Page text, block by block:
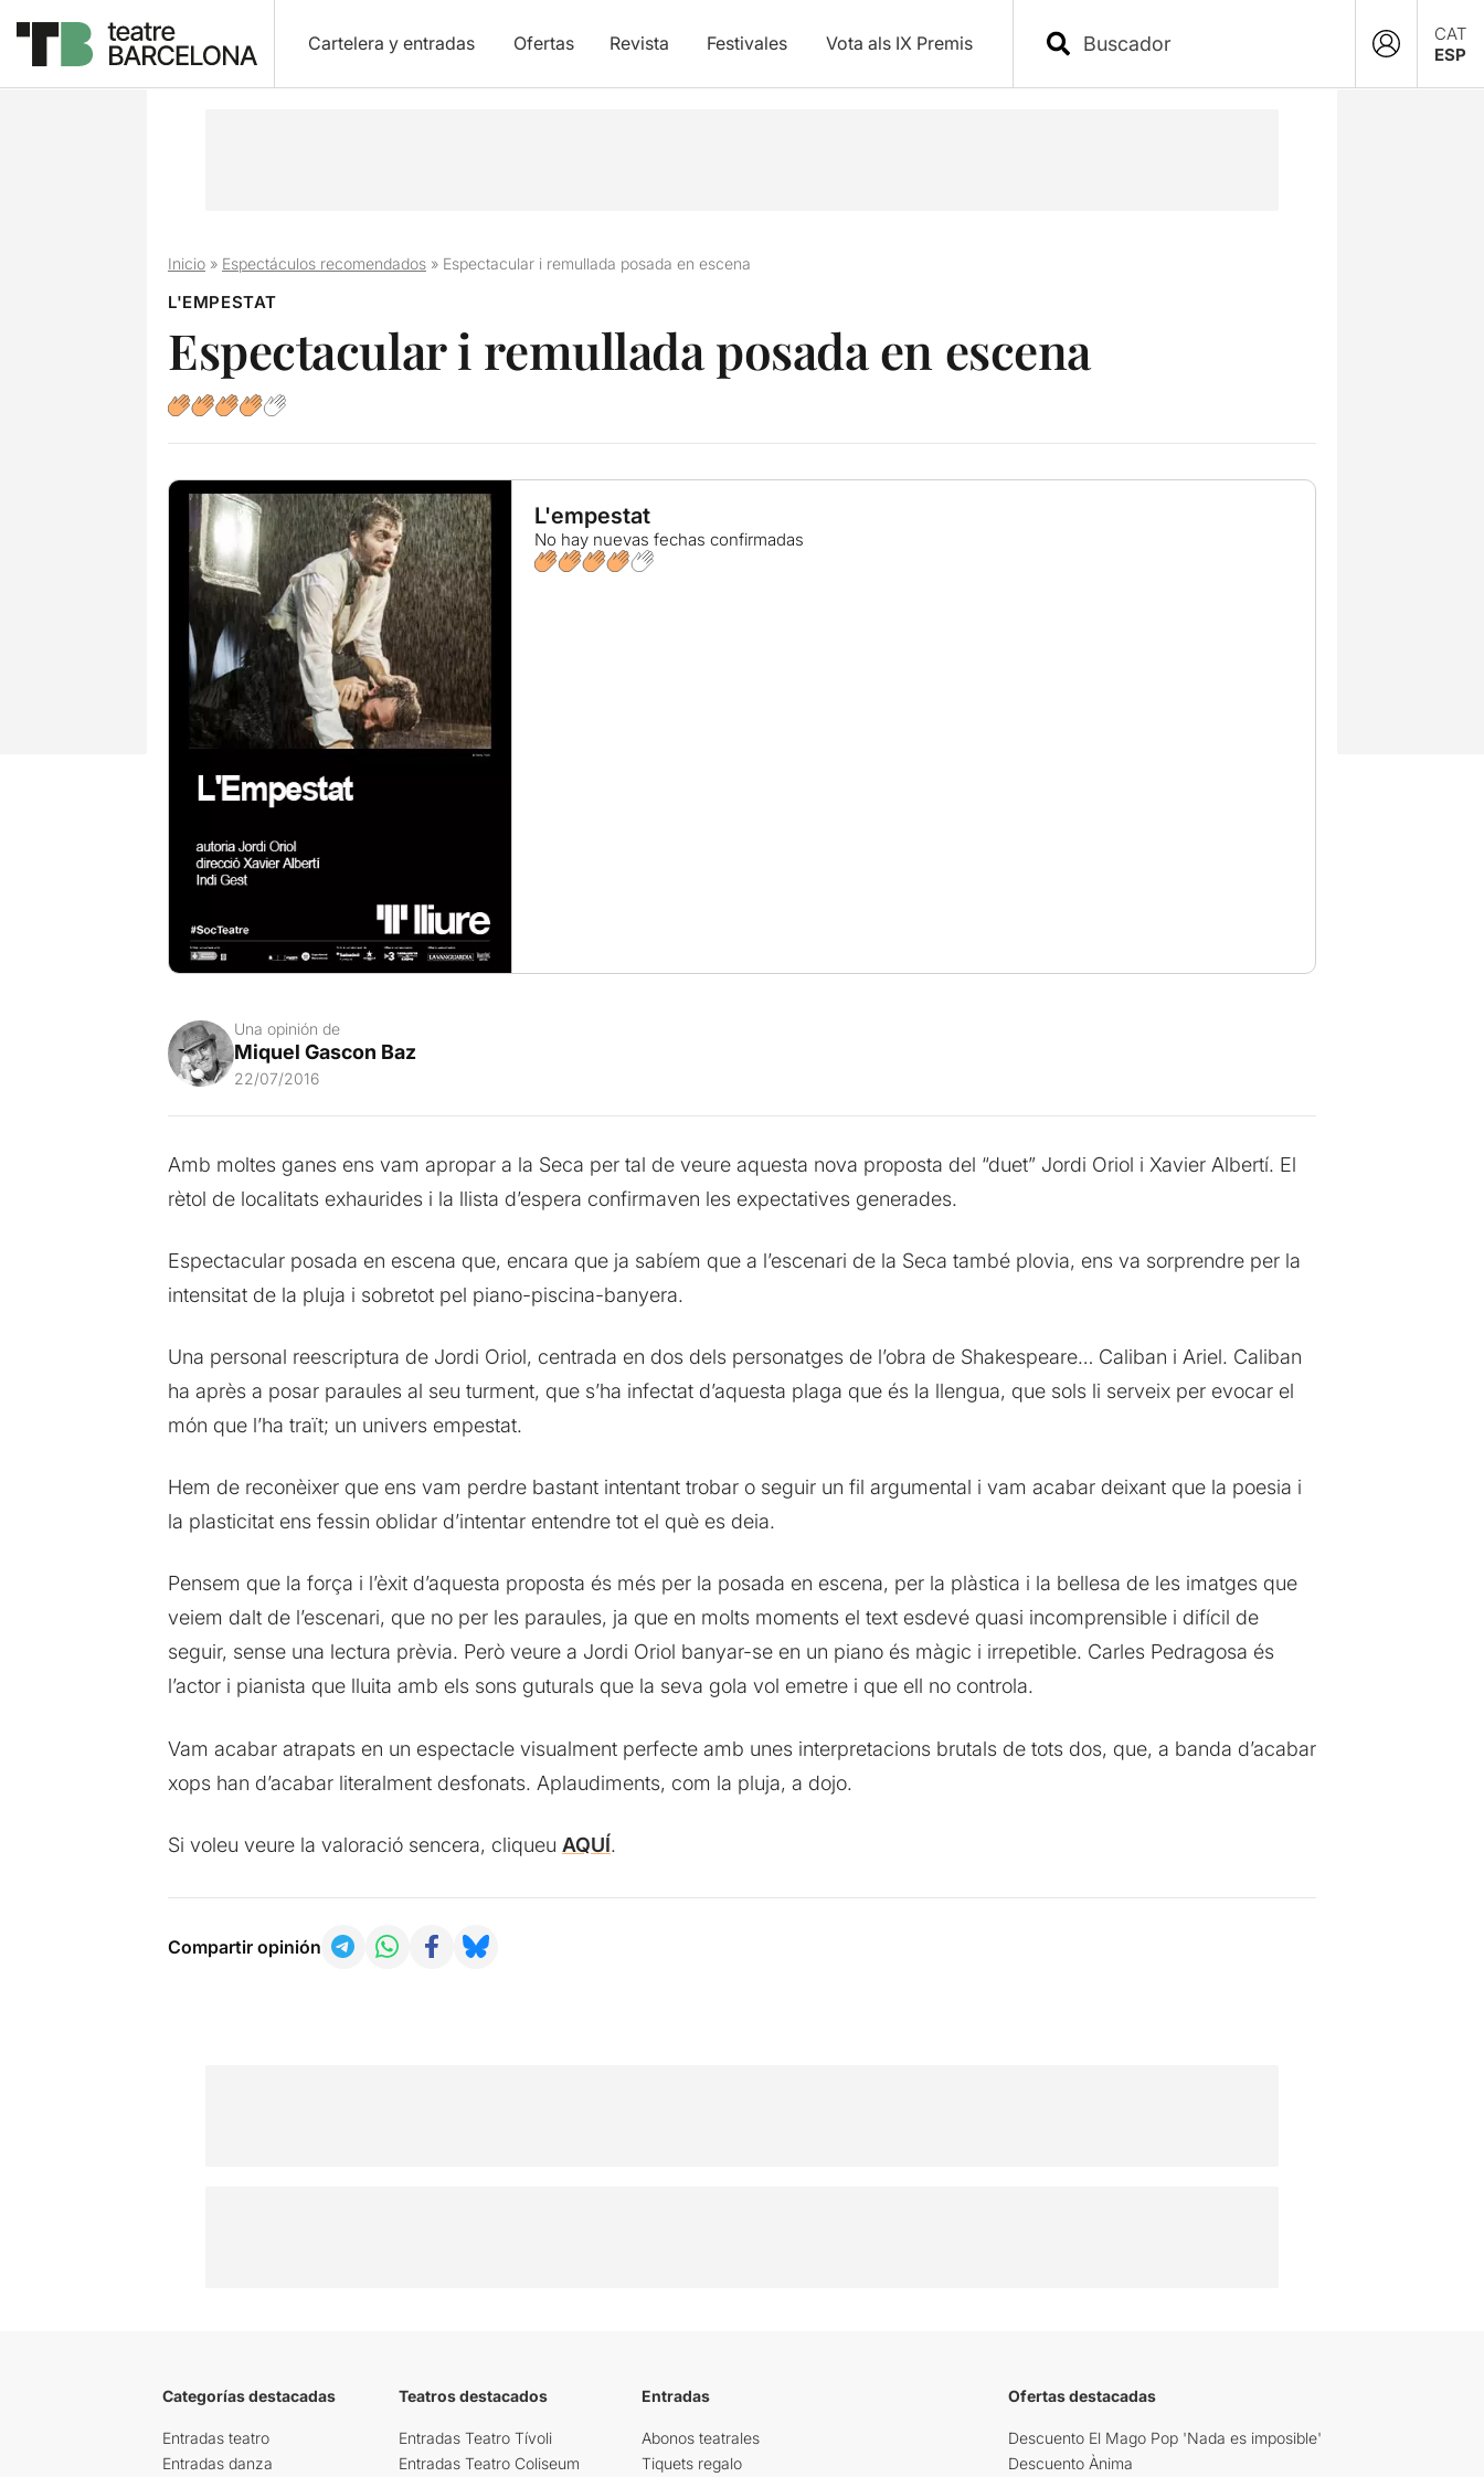
Cartelera y entradas Ofertas Revista Festivales Vota als IX Premis
CAT
ESP
Inicio» Espectáculos recomendados» Espectacular i remullada posada en escena
L'EMPESTAT
Espectacular i remullada posada en escena
L'empestat
No hay nuevas fechas confirmadas
Una opinión de
Miquel Gascon Baz
22/07/2016
Amb moltes ganes ens vam apropar a la Seca per tal de veure aquesta nova proposta del “duet” Jordi Oriol i Xavier Albertí. El
rètol de localitats exhaurides i la llista d’espera confirmaven les expectatives generades.
Espectacular posada en escena que, encara que ja sabíem que a l’escenari de la Seca també plovia, ens va sorprendre per la
intensitat de la pluja i sobretot pel piano-piscina-banyera.
Una personal reescriptura de Jordi Oriol, centrada en dos dels personatges de l’obra de Shakespeare… Caliban i Ariel. Caliban
ha après a posar paraules al seu turment, que s’ha infectat d’aquesta plaga que és la llengua, que sols li serveix per evocar el
món que l’ha traït; un univers empestat.
Hem de reconèixer que ens vam perdre bastant intentant trobar o seguir un fil argumental i vam acabar deixant que la poesia i
la plasticitat ens fessin oblidar d’intentar entendre tot el què es deia.
Pensem que la força i l’èxit d’aquesta proposta és més per la posada en escena, per la plàstica i la bellesa de les imatges que
veiem dalt de l’escenari, que no per les paraules, ja que en molts moments el text esdevé quasi incomprensible i difícil de
seguir, sense una lectura prèvia. Però veure a Jordi Oriol banyar-se en un piano és màgic i irrepetible. Carles Pedragosa és
l’actor i pianista que lluita amb els sons guturals que la seva gola vol emetre i que ell no controla.
Vam acabar atrapats en un espectacle visualment perfecte amb unes interpretacions brutals de tots dos, que, a banda d’acabar
xops han d’acabar literalment desfonats. Aplaudiments, com la pluja, a dojo.
Si voleu veure la valoració sencera, cliqueu AQUÍ.
Compartir opinión
Categorías destacadas
Entradas teatro
Entradas danza
Teatros destacados
Entradas Teatro Tívoli
Entradas Teatro Coliseum
Entradas
Abonos teatrales
Tiquets regalo
Ofertas destacadas
Descuento El Mago Pop 'Nada es imposible'
Descuento Ànima